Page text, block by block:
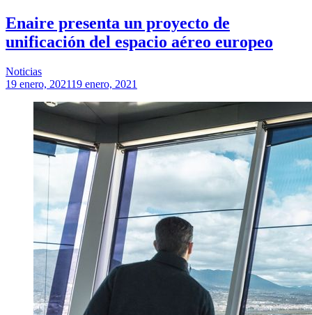
Enaire presenta un proyecto de
unificación del espacio aéreo europeo
Noticias
19 enero, 202119 enero, 2021